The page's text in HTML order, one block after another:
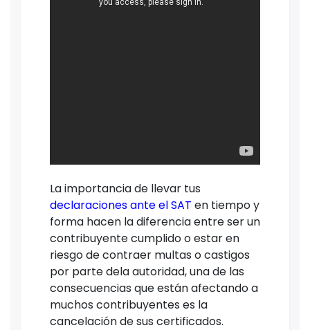
La importancia de llevar tus
declaracionesante el SAT en tiempo y
forma hacen la diferencia entre ser un
contribuyente cumplido o estar en
riesgo de contraer multas o castigos
por parte dela autoridad, una de las
consecuencias que están afectando a
muchos contribuyentes es la
cancelación de sus certificados.